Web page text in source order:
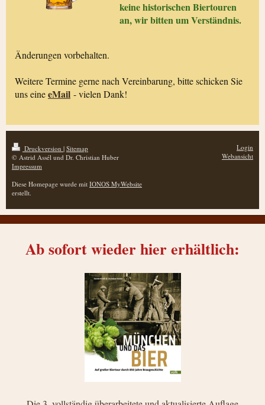
keine historischen Biertouren
an, wir bitten um Verständnis.
Änderungen vorbehalten.
Weitere Termine gerne nach Vereinbarung, bitte schicken Sie
uns eineeMail - vielen Dank!
Druckversion | Sitemap
© Astrid Assél und Dr. Christian Huber
Impressum
Diese Homepage wurde mit IONOS MyWebsite
erstellt.
Login
Webansicht
Ab sofort wieder hier erhältlich: